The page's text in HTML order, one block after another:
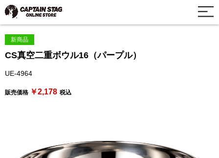
新商品
CS真空二重ボウル16（パープル）
UE-4964
販売価格 ￥2,178 税込